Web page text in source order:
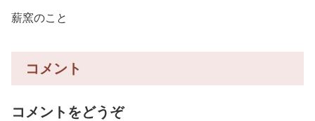
薪窯のこと
コメント
コメントをどうぞ